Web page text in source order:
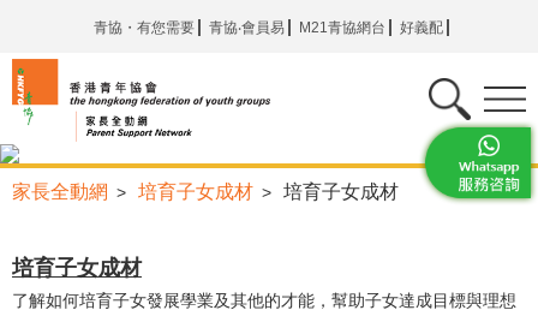
青協・有您需要 青協‧會員易 M21青協網台 好義配
家長全動網 > 培育子女成材 > 培育子女成材
培育子女成材
了解如何培育子女發展學業及其他的才能，幫助子女達成目標與理想